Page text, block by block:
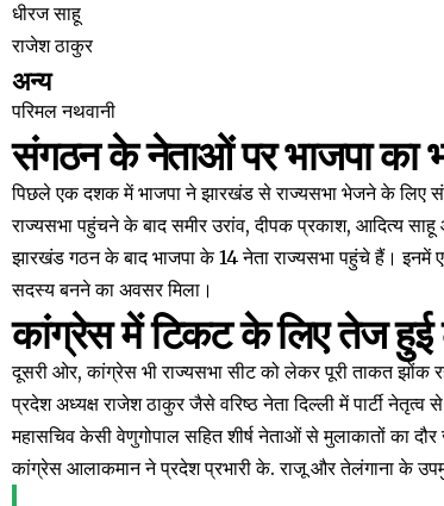
धीरज साहू
राजेश ठाकुर
अन्य
परिमल नथवानी
संगठन के नेताओं पर भाजपा का
पिछले एक दशक में भाजपा ने झारखंड से राज्यसभा भेजने के लिए
राज्यसभा पहुंचने के बाद समीर उरांव, दीपक प्रकाश, आदित्य
झारखंड गठन के बाद भाजपा के 14 नेता राज्यसभा पहुंचे हैं। इनमें
सदस्य बनने का अवसर मिला।
कांग्रेस में टिकट के लिए तेज हुई
दूसरी ओर, कांग्रेस भी राज्यसभा सीट को लेकर पूरी ताकत झोंक
प्रदेश अध्यक्ष राजेश ठाकुर जैसे वरिष्ठ नेता दिल्ली में पार्टी
महासचिव केसी वेणुगोपाल सहित शीर्ष नेताओं से मुलाकातों का
कांग्रेस आलाकमान ने प्रदेश प्रभारी के. राजू और तेलंगाना के